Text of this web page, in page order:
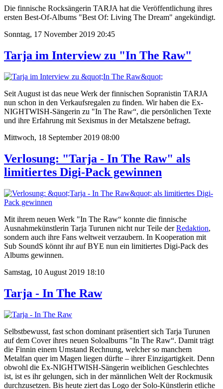
Die finnische Rocksängerin TARJA hat die Veröffentlichung ihres
ersten Best-Of-Albums "Best Of: Living The Dream" angekündigt.
Sonntag, 17 November 2019 20:45
Tarja im Interview zu "In The Raw"
Seit August ist das neue Werk der finnischen Sopranistin TARJA
nun schon in den Verkaufsregalen zu finden. Wir haben die Ex-
NIGHTWISH-Sängerin zu "In The Raw“, die persönlichen Texte
und ihre Erfahrung mit Sexismus in der Metalszene befragt.
Mittwoch, 18 September 2019 08:00
Verlosung: "Tarja - In The Raw" als
limitiertes Digi-Pack gewinnen
Mit ihrem neuen Werk "In The Raw“ konnte die finnische
Ausnahmekünstlerin Tarja Turunen nicht nur Teile derRedaktion,
sondern auch ihre Fans weltweit verzaubern. In Kooperation mit
Sub SoundS könnt ihr auf BYE nun ein limitiertes Digi-Pack des
Albums gewinnen.
Samstag, 10 August 2019 18:10
Tarja - In The Raw
Selbstbewusst, fast schon dominant präsentiert sich Tarja Turunen
auf dem Cover ihres neuen Soloalbums "In The Raw“. Damit trägt
die Finnin einem Umstand Rechnung, welcher so manchem
Metalfan quer im Magen liegen dürfte – ihrer Einzigartigkeit. Denn
obwohl die Ex-NIGHTWISH-Sängerin weiblichen Geschlechtes
ist, ist es ihr gelungen, sich in der männlichen Welt der Rockmusik
durchzusetzen. Bis heute ziert das Logo der Solo-Künstlerin etliche